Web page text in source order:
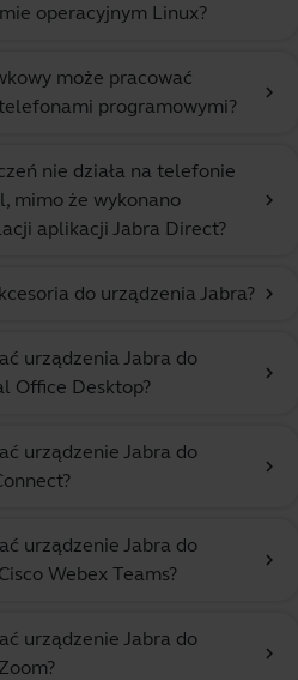
operacyjnym Linux?
może pracować
programowymi?
chevron_right
nie działa na telefonie
mimo że wykonano
aplikacji Jabra Direct?
chevron_right
do urządzenia Jabra? chevron_right
urządzenia Jabra do
Office Desktop?
chevron_right
urządzenie Jabra do
chevron_right
urządzenie Jabra do
Webex Teams?
chevron_right
urządzenie Jabra do
chevron_right